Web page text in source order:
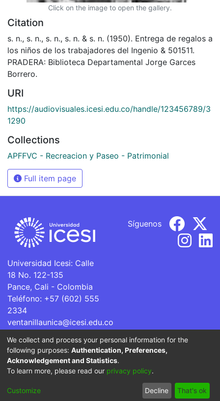
Click on the image to open the gallery.
Citation
s. n., s. n., s. n., s. n. & s. n. (1950). Entrega de regalos a
los niños de los trabajadores del Ingenio & 501511.
PRADERA: Biblioteca Departamental Jorge Garces
Borrero.
URI
https://audiovisuales.icesi.edu.co/handle/123456789/3
1290
Collections
APFFVC - Recreacion y Paseo - Patrimonial
Full item page
Universidad Icesi: Calle
18 No. 122-135
Pance, Cali - Colombia
Teléfono: +57 (602) 555
2334
ventanillaunica@icesi.edu.co
Síguenos
La Universidad Icesi es una Institución de Educación
Superior que se encuentra sujeta a inspección y vigilancia
por parte del Ministerio de Educación Nacional.
Cookie
End User
Agreement
Send
Feedback
We collect and process your personal information for the
following purposes: Authentication, Preferences,
Acknowledgement and Statistics.
To learn more, please read our privacy policy.
Customize Decline That's ok